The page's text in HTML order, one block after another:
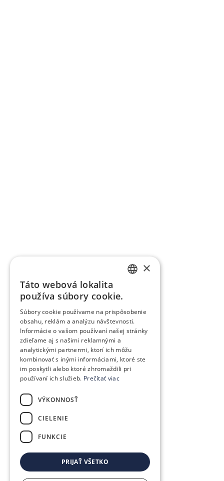
CZECH
POLISH
HUNGARIAN
×
Táto webová lokalita
používa súbory cookie.
Súbory cookie používame na prispôsobenie
obsahu, reklám a analýzu návštevnosti.
Informácie o vašom používaní našej stránky
zdieľame aj s našimi reklamnými a
analytickými partnermi, ktorí ich môžu
kombinovať s inými informáciami, ktoré ste
im poskytli alebo ktoré zhromaždili pri
používaní ich služieb. Prečítať viac
VÝKONNOSŤ
CIELENIE
FUNKCIE
PRIJAŤ VŠETKO